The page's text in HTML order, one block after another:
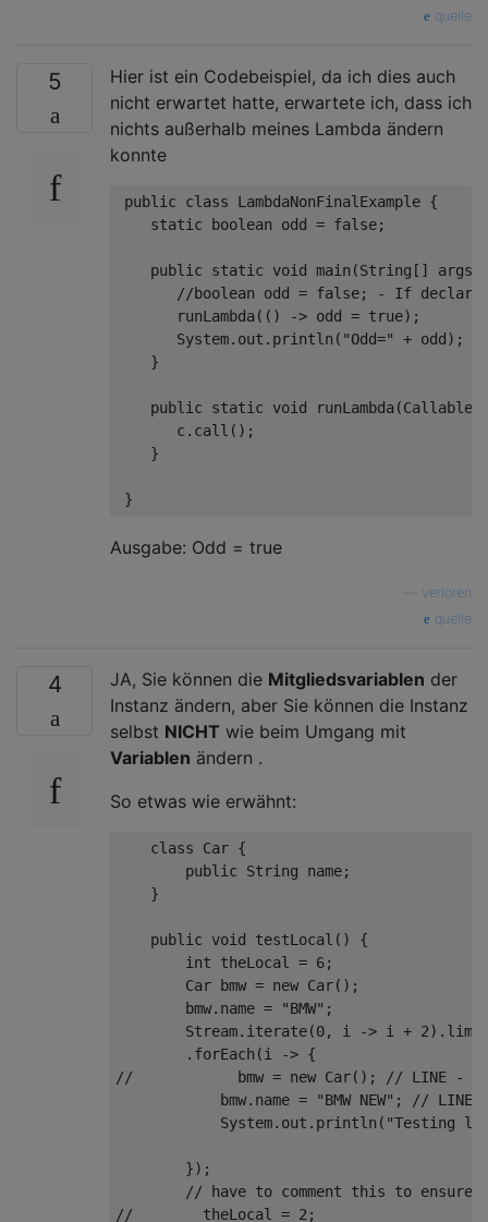
quelle
5
Hier ist ein Codebeispiel, da ich dies auch
nicht erwartet hatte, erwartete ich, dass ich
nichts außerhalb meines Lambda ändern
konnte
public class LambdaNonFinalExample {
static
boolean odd = false;
public static void main (String[] args)
//boolean odd = false; - If
       runLambda(() -> odd =
true);
       System.out.println(
"Odd="
+ odd);
    }
public static void runLambda(Callable
       c.call();
    }
Ausgabe: Odd = true
verloren
quelle
4 JA, Sie können die Mitgliedsvariablen der
Instanz ändern, aber Sie können die Instanz
selbst NICHT wie beim Umgang mit
Variablen ändern .
So etwas wie erwähnt:
class Car {
public String name;
    }
public void testLocal ()
{
int theLocal = 6;
        Car bmw =
new Car();
        bmw.name =
"BMW" ;
        Stream.iterate(
0, i -> i + 2
//            bmw = new Car(); // LINE -
            bmw.name =
"BMW NEW" ;
// LINE
            System.out.println(
"Testing
        });
// have to comment this to
//        theLocal = 2;